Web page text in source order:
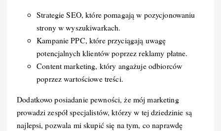
Strategie SEO, które pomagają w pozycjonowaniu
strony w wyszukiwarkach.
Kampanie PPC, które przyciągają uwagę
potencjalnych klientów poprzez reklamy płatne.
Content marketing, który angażuje odbiorców
poprzez wartościowe treści.
Dodatkowo posiadanie pewności, że mój marketing
prowadzi zespół specjalistów, którzy w tej dziedzinie są
najlepsi, pozwala mi skupić się na tym, co naprawdę